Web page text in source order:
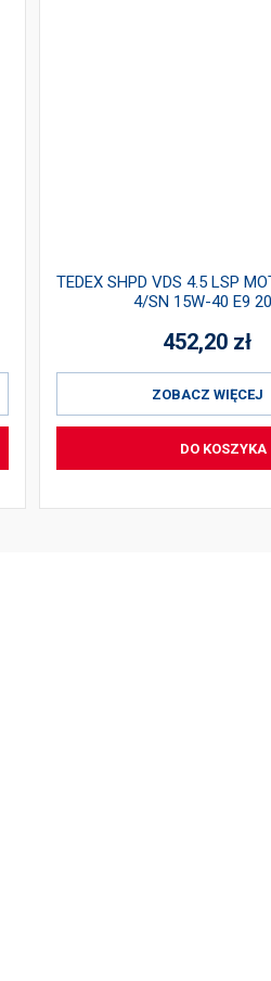
TEDEX SHPD VDS 4.5 LSP
4/SN 15W-40 E9
452,20 zł
ZOBACZ WIĘCEJ
DO KOSZYKA